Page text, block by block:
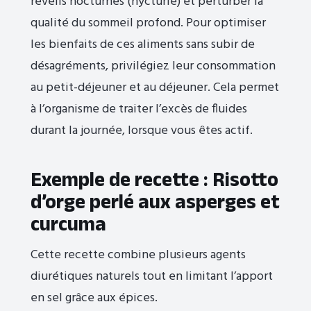
qualité du sommeil profond. Pour optimiser
les bienfaits de ces aliments sans subir de
désagréments, privilégiez leur consommation
au petit-déjeuner et au déjeuner. Cela permet
à l’organisme de traiter l’excès de fluides
durant la journée, lorsque vous êtes actif.
Exemple de recette : Risotto
d’orge perlé aux asperges et
curcuma
Cette recette combine plusieurs agents
diurétiques naturels tout en limitant l’apport
en sel grâce aux épices.